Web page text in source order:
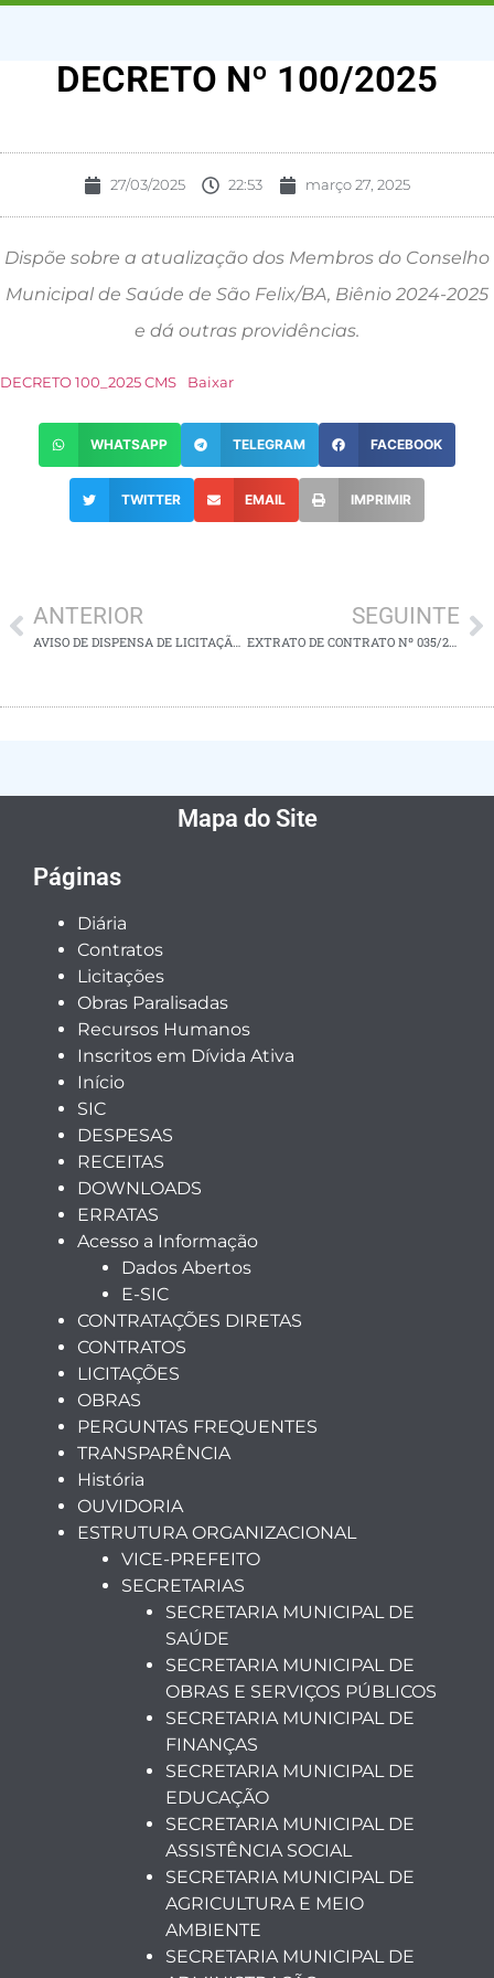
DECRETO Nº 100/2025
27/03/2025 22:53 março 27, 2025
Dispõe sobre a atualização dos Membros do Conselho
Municipal de Saúde de São Felix/BA, Biênio 2024-2025
e dá outras providências.
DECRETO 100_2025 CMS Baixar
WHATSAPP TELEGRAM FACEBOOK
TWITTER EMAIL IMPRIMIR
ANTERIOR
AVISO DE DISPENSA DE LICITAÇÃO Nº 020/2025
SEGUINTE
EXTRATO DE CONTRATO Nº 035/2025
Mapa do Site
Páginas
Diária
Contratos
Licitações
Obras Paralisadas
Recursos Humanos
Inscritos em Dívida Ativa
Início
SIC
DESPESAS
RECEITAS
DOWNLOADS
ERRATAS
Acesso a Informação
Dados Abertos
E-SIC
CONTRATAÇÕES DIRETAS
CONTRATOS
LICITAÇÕES
OBRAS
PERGUNTAS FREQUENTES
TRANSPARÊNCIA
História
OUVIDORIA
ESTRUTURA ORGANIZACIONAL
VICE-PREFEITO
SECRETARIAS
SECRETARIA MUNICIPAL DE
SAÚDE
SECRETARIA MUNICIPAL DE
OBRAS E SERVIÇOS PÚBLICOS
SECRETARIA MUNICIPAL DE
FINANÇAS
SECRETARIA MUNICIPAL DE
EDUCAÇÃO
SECRETARIA MUNICIPAL DE
ASSISTÊNCIA SOCIAL
SECRETARIA MUNICIPAL DE
AGRICULTURA E MEIO
AMBIENTE
SECRETARIA MUNICIPAL DE